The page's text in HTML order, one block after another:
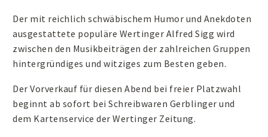
Der mit reichlich schwäbischem Humor und Anekdoten
ausgestattete populäre Wertinger Alfred Sigg wird
zwischen den Musikbeiträgen der zahlreichen Gruppen
hintergründiges und witziges zum Besten geben.
Der Vorverkauf für diesen Abend bei freier Platzwahl
beginnt ab sofort bei Schreibwaren Gerblinger und
dem Kartenservice der Wertinger Zeitung.